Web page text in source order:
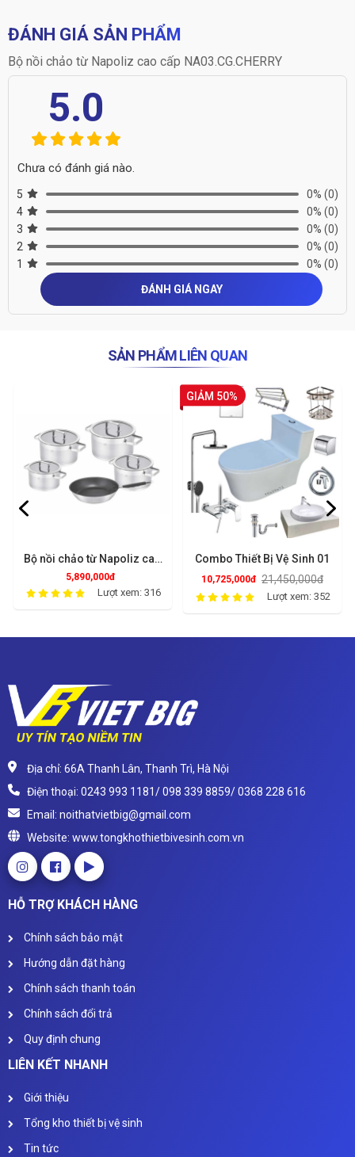
ĐÁNH GIÁ SẢN PHẨM
Bộ nồi chảo từ Napoliz cao cấp NA03.CG.CHERRY
5.0
Chưa có đánh giá nào.
5 0% (0)
4
0% (0)
3
0% (0)
2
0% (0)
1
0% (0)
ĐÁNH GIÁ NGAY
SẢN PHẨM LIÊN QUAN
Bộ nồi chảo từ Napoliz cao
cấp NA02.CG.ROSE
5,890,000đ
Lượt xem: 316
GIẢM 50%
Combo Thiết Bị Vệ Sinh 01
10,725,000đ 21,450,000đ
Lượt xem: 352
Địa chỉ: 66A Thanh Lân, Thanh Trì, Hà Nội
Điện thoại: 0243 993 1181/ 098 339 8859/ 0368 228 616
Email: noithatvietbig@gmail.com
Website: www.tongkhothietbivesinh.com.vn
HỖ TRỢ KHÁCH HÀNG
Chính sách bảo mật
Hướng dẫn đặt hàng
Chính sách thanh toán
Chính sách đổi trả
Quy định chung
LIÊN KẾT NHANH
Giới thiệu
Tổng kho thiết bị vệ sinh
Tin tức